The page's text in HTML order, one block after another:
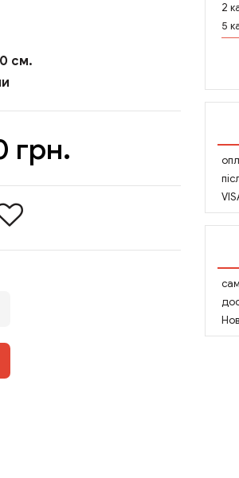
см.
грн.
2
5